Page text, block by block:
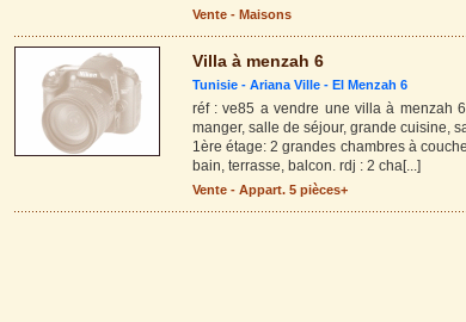
Vente - Maisons
Villa à menzah 6
Tunisie - Ariana Ville- El Menzah 6
réf : ve85 a vendre une villa à menzah
manger, salle de séjour, grande cuisine,
1ère étage: 2 grandes chambres à
bain, terrasse, balcon. rdj : 2 cha[...]
Vente - Appart. 5 pièces+